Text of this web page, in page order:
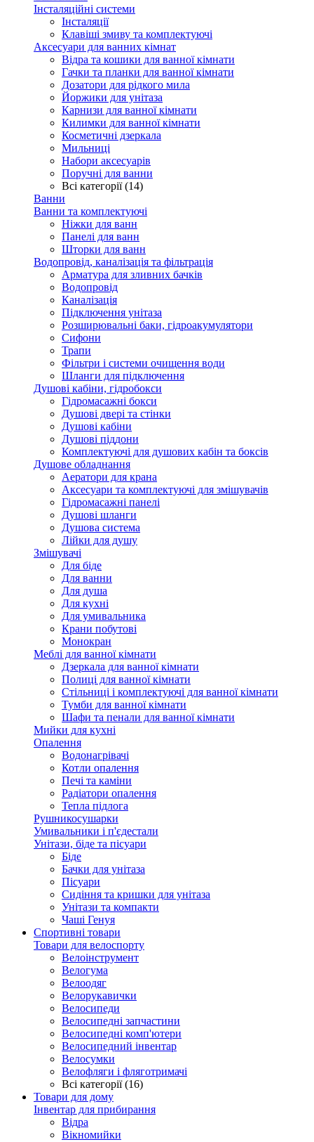
Інсталяційні системи
Інсталяції
Клавіші змиву та комплектуючі
Аксесуари для ванних кімнат
Відра та кошики для ванної кімнати
Гачки та планки для ванної кімнати
Дозатори для рідкого мила
Йоржики для унітаза
Карнизи для ванної кімнати
Килимки для ванної кімнати
Косметичні дзеркала
Мильниці
Набори аксесуарів
Поручні для ванни
Всі категорії (14)
Ванни
Ванни та комплектуючі
Ніжки для ванн
Панелі для ванн
Шторки для ванн
Водопровід, каналізація та фільтрація
Арматура для зливних бачків
Водопровід
Каналізація
Підключення унітаза
Розширювальні баки, гідроакумулятори
Сифони
Трапи
Фільтри і системи очищення води
Шланги для підключення
Душові кабіни, гідробокси
Гідромасажні бокси
Душові двері та стінки
Душові кабіни
Душові піддони
Комплектуючі для душових кабін та боксів
Душове обладнання
Аератори для крана
Аксесуари та комплектуючі для змішувачів
Гідромасажні панелі
Душові шланги
Душова система
Лійки для душу
Змішувачі
Для біде
Для ванни
Для душа
Для кухні
Для умивальника
Крани побутові
Монокран
Меблі для ванної кімнати
Дзеркала для ванної кімнати
Полиці для ванної кімнати
Стільниці і комплектуючі для ванної кімнати
Тумби для ванної кімнати
Шафи та пенали для ванної кімнати
Мийки для кухні
Опалення
Водонагрівачі
Котли опалення
Печі та каміни
Радіатори опалення
Тепла підлога
Рушникосушарки
Умивальники і п'єдестали
Унітази, біде та пісуари
Біде
Бачки для унітаза
Пісуари
Сидіння та кришки для унітаза
Унітази та компакти
Чаші Генуя
Спортивні товари
Товари для велоспорту
Велоінструмент
Велогума
Велоодяг
Велорукавички
Велосипеди
Велосипедні запчастини
Велосипедні комп'ютери
Велосипедний інвентар
Велосумки
Велофляги і фляготримачі
Всі категорії (16)
Товари для дому
Інвентар для прибирання
Відра
Вікномийки